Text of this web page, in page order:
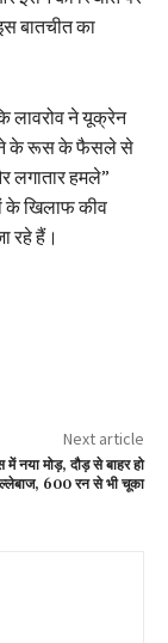
बातचीत का
लावरोव ने यूक्रेन
के रूस के फैसले से
लगातार हमले”
के खिलाफ कीव
रहे हैं।
Next article
नया मोड़, दौड़ से बाहर हो
600 रन से भी चूका